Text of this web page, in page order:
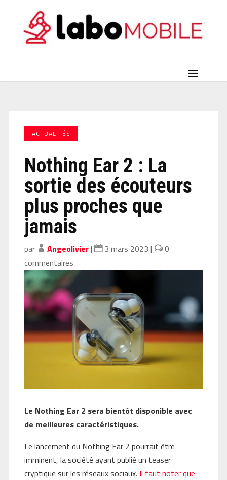
ACTUALITÉS
Nothing Ear 2 : La
sortie des écouteurs
plus proches que
jamais
par Angeolivier| 3 mars 2023 |
0
commentaires
Le Nothing Ear 2 sera bientôt disponible avec
de meilleures caractéristiques.
Le lancement du Nothing Ear 2 pourrait être
imminent, la société ayant publié un teaser
cryptique sur les réseaux sociaux. Il faut noter que